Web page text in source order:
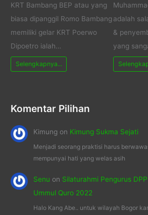
KRT Bambang BEP atau yang
biasa dipanggil Romo Bambang
memiliki gelar KRT Poerwo
Dipoetro ialah…
Selengkapnya...
adalah
&
yang
Komentar Pilihan
Kimung on Kimung Sukma Sejati
Menjadi seorang praktisi harus
mempunyai hati yang welas asih
Senu on Silaturahmi Pengurus
Ummul Quro 2022
Halo Kang Abe.. untuk wilayah Bogor